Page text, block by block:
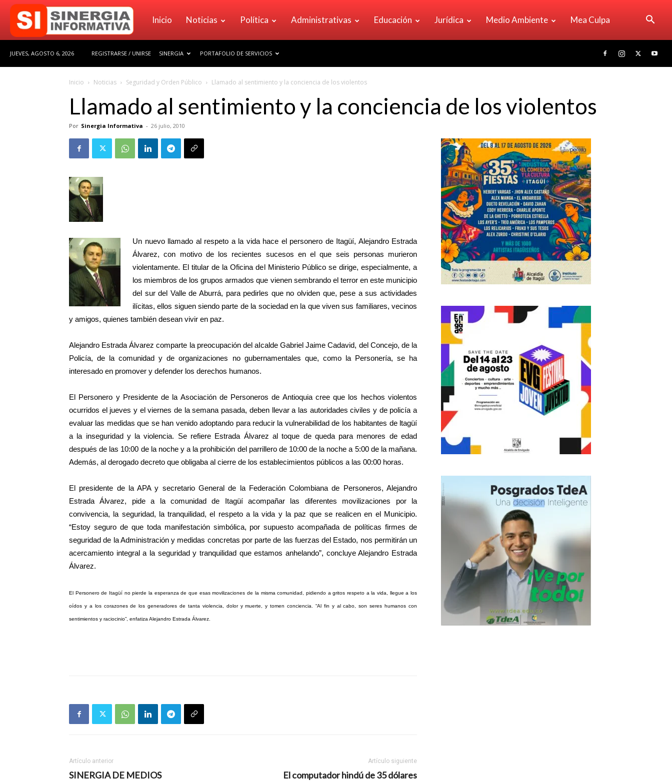
Sinergia
Inicio Noticias Política Administrativas Educación Jurídica Medio Ambiente Mea Culpa
JUEVES, AGOSTO 6, 2026 REGISTRARSE / UNIRSE SINERGIA PORTAFOLIO DE SERVICIOS
Inicio Noticias Seguridad y Orden Público Llamado al sentimiento y la conciencia de los violentos
Llamado al sentimiento y la conciencia de los violentos
Por Sinergia Informativa - 26 julio, 2010
Un nuevo llamado al respeto a la vida hace el personero de Itagüí, Alejandro Estrada
Álvarez, con motivo de los recientes sucesos en el que seis personas murieron
violentamente. El titular de la Oficina del Ministerio Público se dirige, especialmente, a
los miembros de los grupos armados que vienen sembrando el terror en este municipio
del sur del Valle de Aburrá, para pedirles que no olviden que, pese a sus actividades
ilícitas, ellos siguen siendo parte de la sociedad en la que viven sus familiares, vecinos
y amigos, quienes también desean vivir en paz.
Alejandro Estrada Álvarez comparte la preocupación del aIcalde Gabriel Jaime Cadavid, del Concejo, de la
Policía, de la comunidad y deorganizaciones no gubernamentales que, como la Personería, se ha
interesado en promover y defender los derechos humanos.
El Personero y Presidente de la Asociación de Personeros de Antioquia cree que los hechos violentos
ocurridos el jueves y el viernes de la semana pasada, deben llevar a las autoridades civiles y de policía a
evaluar las medidas que se han venido adoptando para reducir la vulnerabilidad de los habitantes de ltagüí
a la inseguridad y la violencia. Se refiere Estrada Álvarez al toque de queda para menores de edad
después de las 10:00 de la noche y a la prohibición del parrillero de 10:00 de la noche a 5:00 de la mañana.
Además, al derogado decreto que obligaba al cierre de los establecimientos públicos a las 00:00 horas.
El presidente de la APA y secretario General de la Federación Colombiana de Personeros, Alejandro
Estrada Álvarez, pide a la comunidad de Itagüí acompañar las diferentes movilizaciones por la
convivencia, la seguridad, la tranquilidad, el respeto a la vida y la paz que se realicen en el Municipio.
“Estoy seguro de que toda manifestación simbólica, por supuesto acompañada de políticas firmes de
seguridad de la Administración y medidas concretas por parte de las fuerzas del Estado, nos permitirán un
acercamiento integral a la seguridad y tranquilidad que estamos anhelando”, concluye Alejandro Estrada
Álvarez.
El Personero de Itagüí no pierde la esperanza de que esas movilizaciones de la misma comunidad, pidiendo a gritos respeto a la vida, llegue a los
oídos y a los corazones de los generadores de tanta violencia, dolor y muerte, y tomen conciencia. “Al fin y al cabo, son seres humanos con
sentimientos y raciocinio”, enfatiza Alejandro Estrada Álvarez.
Artículo anterior
SINERGIA DE MEDIOS
Artículo siguiente
El computador hindú de 35 dólares